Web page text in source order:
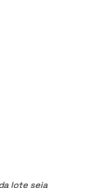
lote seja